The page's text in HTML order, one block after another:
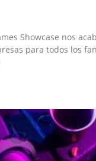
Showcase nos
para todos los